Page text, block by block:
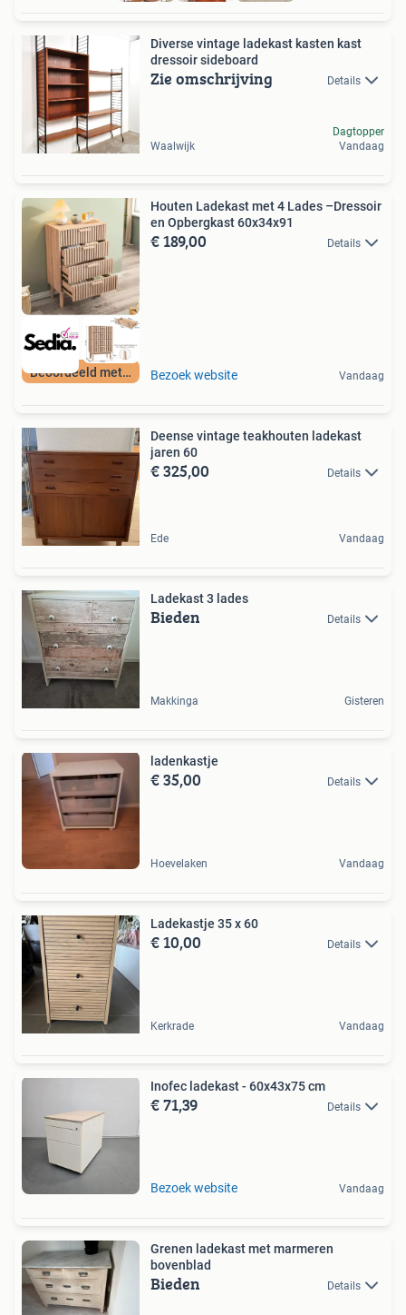
Diverse vintage ladekast kasten kast
dressoir sideboard
Zie omschrijving Details
Waalwijk
Dagtopper
Vandaag
Beoordeeld met 9+
Houten Ladekast met 4 Lades –Dressoir
en Opbergkast 60x34x91
€ 189,00 Details
Bezoek website Vandaag
Deense vintage teakhouten ladekast
jaren 60
€ 325,00 Details
Ede Vandaag
Ladekast 3 lades
Bieden Details
Makkinga Gisteren
ladenkastje
€ 35,00 Details
Hoevelaken Vandaag
Ladekastje 35 x 60
€ 10,00 Details
Kerkrade Vandaag
Inofec ladekast - 60x43x75 cm
€ 71,39 Details
Bezoek website Vandaag
Grenen ladekast met marmeren
bovenblad
Bieden Details